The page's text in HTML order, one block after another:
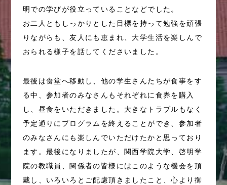
明での学びが役立っていることなどでした。
お二人ともしっかりとした目標を持って勉強を頑張
りながらも、友人にも恵まれ、大学生活を楽しんで
おられる様子を話してくださいました。
最後は食堂へ移動し、他の学生さんたちが食事をす
る中、参加者のみなさんもそれぞれに食券を購入
し、昼食をいただきました。大きなトラブルもなく
予定通りにプログラムを終えることができ、参加者
のみなさんにも楽しんでいただけたかと思っており
ます。最後になりましたが、関西学院大学、啓明学
院の教職員、関係者の皆様にはこのような機会を頂
戴し、いろいろとご配慮頂きましたこと、心より御